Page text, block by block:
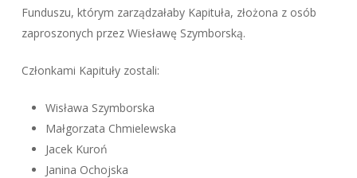
Funduszu, którym zarządzałaby Kapituła, złożona z osób
zaproszonych przez Wiesławę Szymborską.
Członkami Kapituły zostali:
Wisława Szymborska
Małgorzata Chmielewska
Jacek Kuroń
Janina Ochojska